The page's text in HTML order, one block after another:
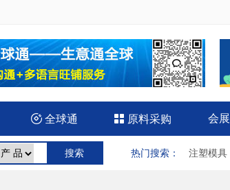
 全球通  原料采购 会展
热门搜索 ： 注塑模具